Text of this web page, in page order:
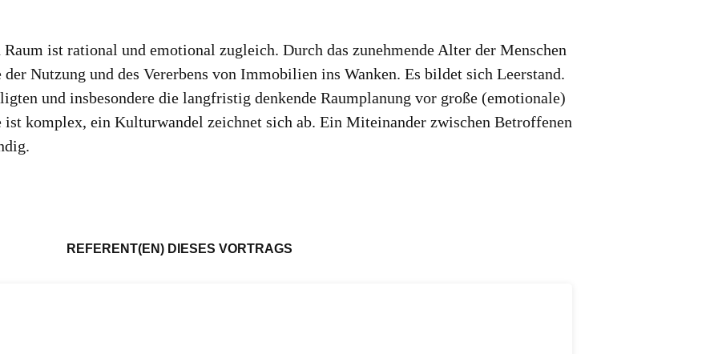
ist rational und emotional zugleich. Durch das zunehmende Alter der Menschen
Nutzung und des Vererbens von Immobilien ins Wanken. Es bildet sich Leerstand.
und insbesondere die langfristig denkende Raumplanung vor große (emotionale)
ist komplex, ein Kulturwandel zeichnet sich ab. Ein Miteinander zwischen Betroffenen
REFERENT(EN) DIESES VORTRAGS